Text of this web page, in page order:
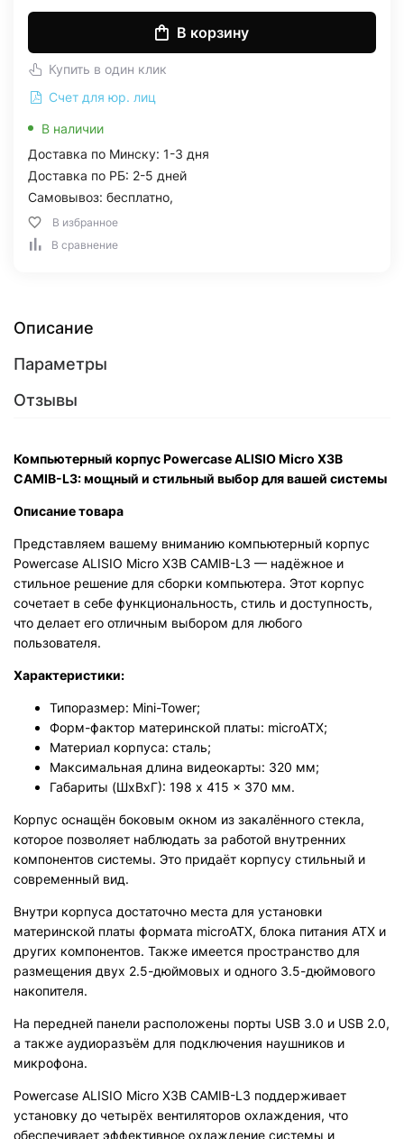
В корзину
Купить в один клик
Счет для юр. лиц
В наличии
Доставка по Минску: 1-3 дня
Доставка по РБ: 2-5 дней
Самовывоз: бесплатно,
В избранное
В сравнение
Описание
Параметры
Отзывы
Компьютерный корпус Powercase ALISIO Micro X3B
CAMIB-L3: мощный и стильный выбор для вашей системы
Описание товара
Представляем вашему вниманию компьютерный корпус
Powercase ALISIO Micro X3B CAMIB-L3 — надёжное и
стильное решение для сборки компьютера. Этот корпус
сочетает в себе функциональность, стиль и доступность,
что делает его отличным выбором для любого
пользователя.
Характеристики:
Типоразмер: Mini-Tower;
Форм-фактор материнской платы: microATX;
Материал корпуса: сталь;
Максимальная длина видеокарты: 320 мм;
Габариты (ШхВхГ): 198 x 415 x 370 мм.
Корпус оснащён боковым окном из закалённого стекла,
которое позволяет наблюдать за работой внутренних
компонентов системы. Это придаёт корпусу стильный и
современный вид.
Внутри корпуса достаточно места для установки
материнской платы формата microATX, блока питания ATX и
других компонентов. Также имеется пространство для
размещения двух 2.5-дюймовых и одного 3.5-дюймового
накопителя.
На передней панели расположены порты USB 3.0 и USB 2.0,
а также аудиоразъём для подключения наушников и
микрофона.
Powercase ALISIO Micro X3B CAMIB-L3 поддерживает
установку до четырёх вентиляторов охлаждения, что
обеспечивает эффективное охлаждение системы и